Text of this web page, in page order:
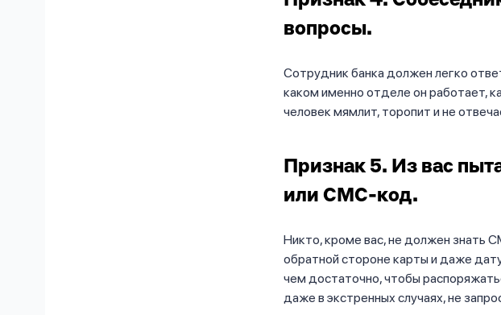
вопросы.
Сотрудник банка должен легко
каком именно отделе он работает,
человек мямлит, торопит и не
Признак 5. Из вас
или СМС-код.
Никто, кроме вас, не должен знать
обратной стороне карты и даже
чем достаточно, чтобы
даже в экстренных случаях, не